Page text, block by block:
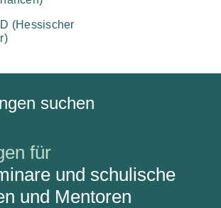
(Hessischer
neuen Fenster
suchen
für
und schulische
und Mentoren